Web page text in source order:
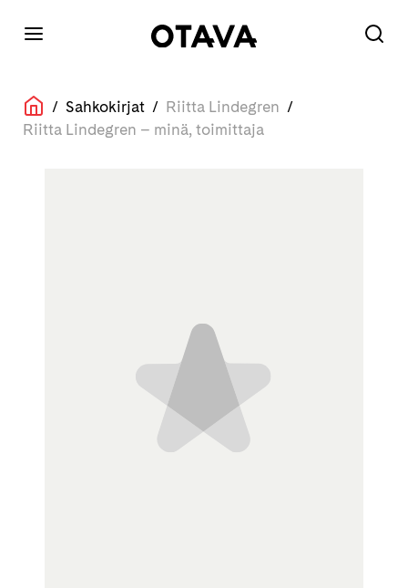
/ Sahkokirjat/ Riitta Lindegren /
Riitta Lindegren – minä, toimittaja